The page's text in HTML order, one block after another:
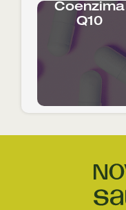
Coenzima
Q10